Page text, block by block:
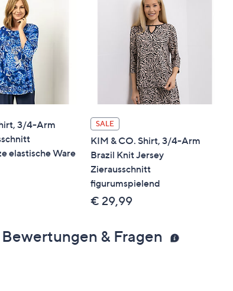
3/4-Arm
elastische Ware
SALE
KIM & CO. Shirt, 3/4-Arm
Brazil Knit Jersey
Zierausschnitt
figurumspielend
€ 29,99
Bewertungen & Fragen